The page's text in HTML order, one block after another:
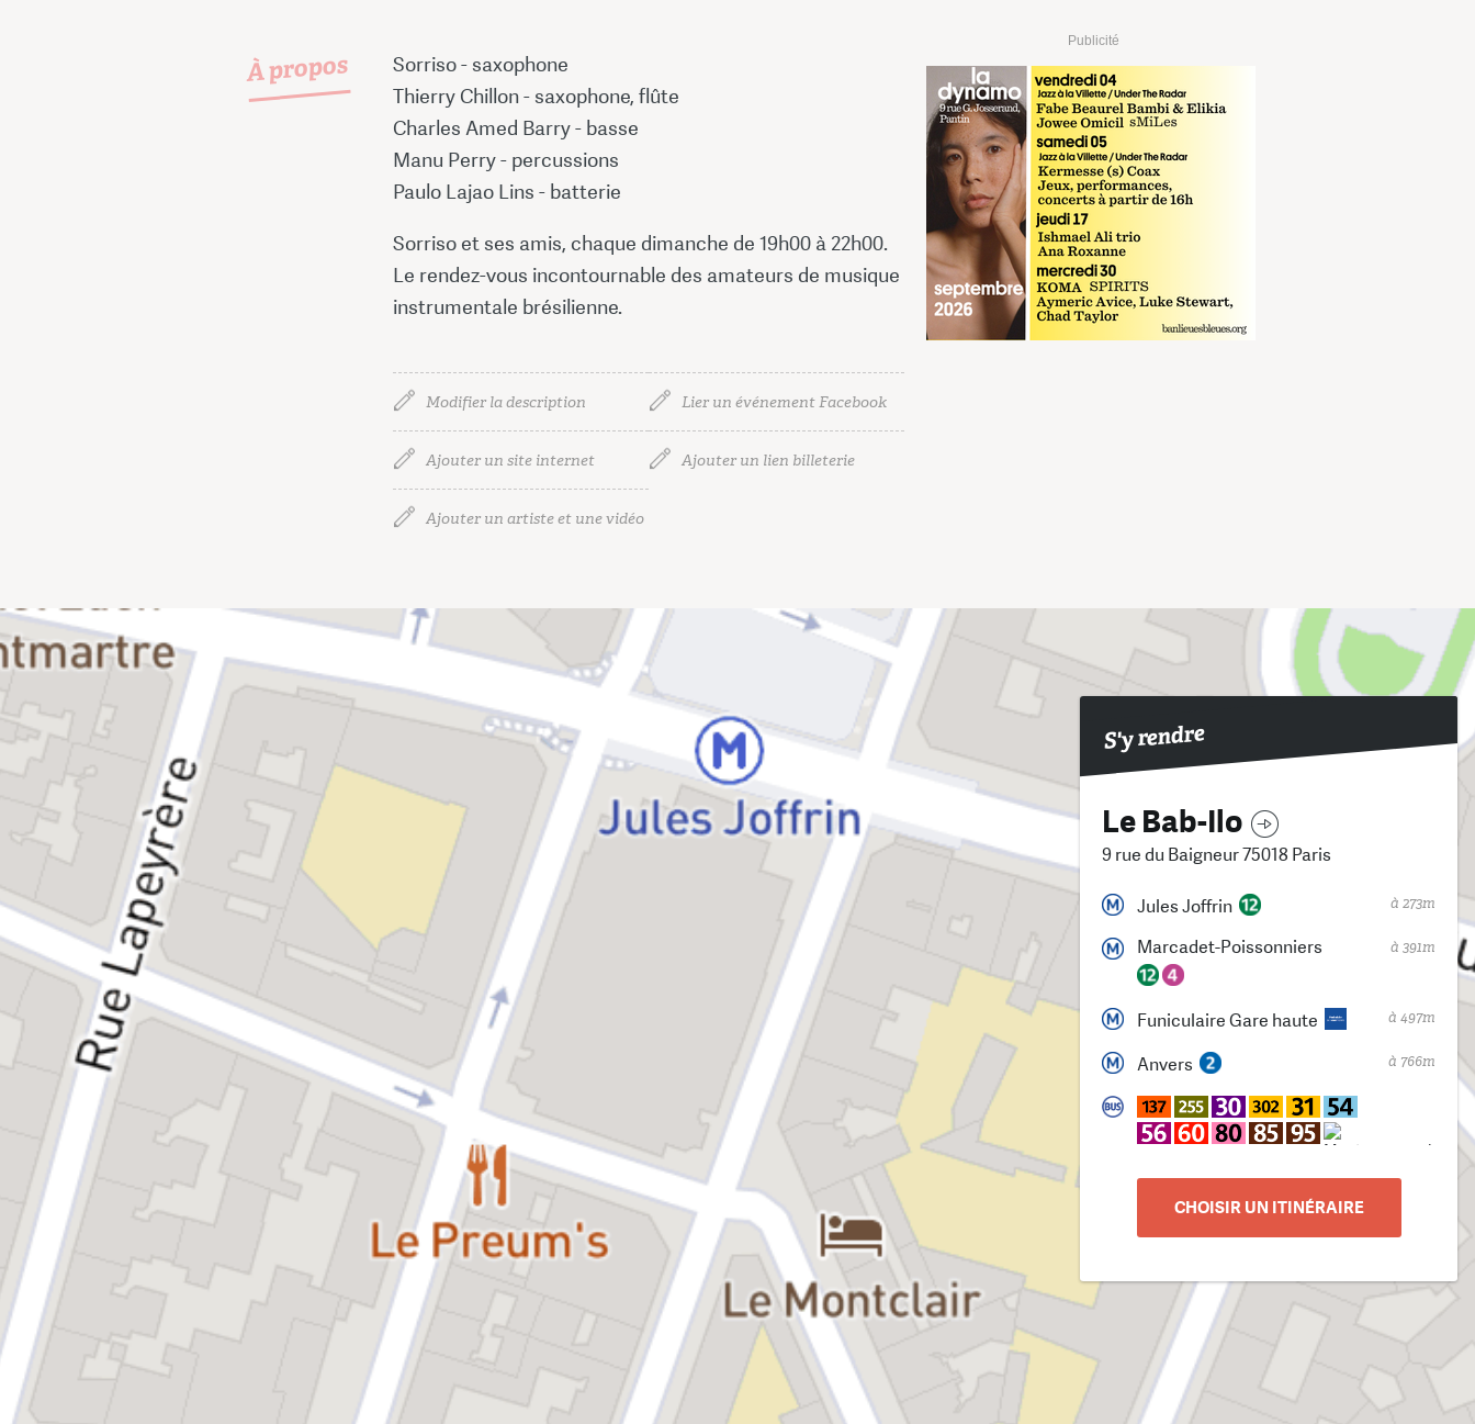
À propos
Publicité
Sorriso - saxophone
Thierry Chillon - saxophone, flûte
Charles Amed Barry - basse
Manu Perry - percussions
Paulo Lajao Lins - batterie
Sorriso et ses amis, chaque dimanche de 19h00 à 22h00.
Le rendez-vous incontournable des amateurs de musique
instrumentale brésilienne.
Modifier la description Lier un événement Facebook
Ajouter un site internet Ajouter un lien billeterie
Ajouter un artiste et une vidéo
S'y rendre
Le Bab-Ilo
9 rue du Baigneur 75018 Paris
Jules Joffrin à 273m
Marcadet-Poissonniers à 391m
Funiculaire Gare haute à 497m
Anvers à 766m
CHOISIR UN ITINÉRAIRE